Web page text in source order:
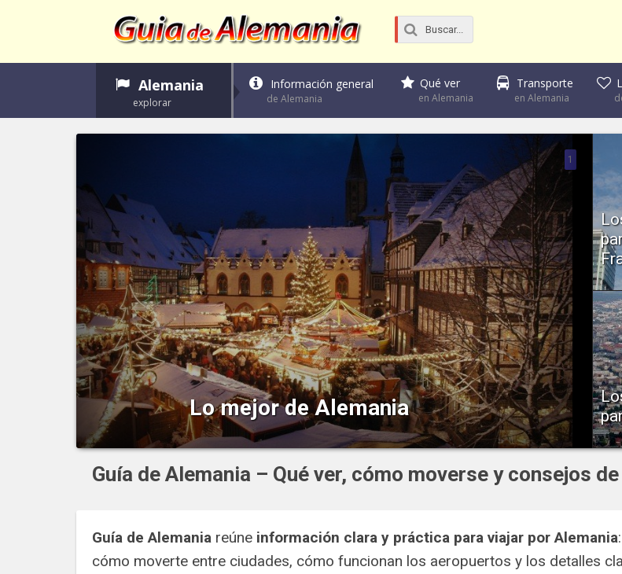
Alemania
explorar
Información general
de Alemania
Qué ver
en Alemania
Transporte
en Alemania
Lo mejor de Alemania
Alemania, un precioso país, lleno de verdes campos y con un clima fresco, para
aquellos a los que el calor agobia y les gusta disfrutar de preciosos paisajes
naturales a la vez...
1
En
Guía de Alemania – Qué ver, cómo moverse y consejos
Guía de Alemania reúne información clara y práctica para viajar por Alemania
cómo moverte entre ciudades, cómo funcionan los aeropuertos y los detalles